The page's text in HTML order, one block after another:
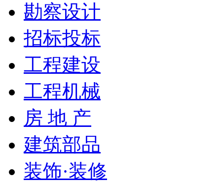
勘察设计
招标投标
工程建设
工程机械
房 地 产
建筑部品
装饰·装修